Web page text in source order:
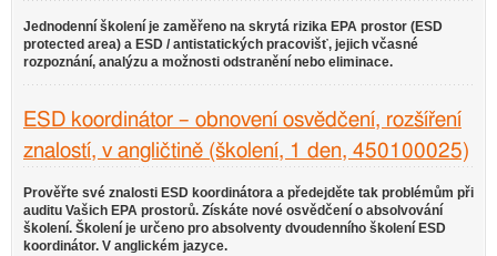
Jednodenní školení je zaměřeno na skrytá rizika EPA prostor (ESD
protected area) a ESD / antistatických pracovišť, jejich včasné
rozpoznání, analýzu a možnosti odstranění nebo eliminace.
ESD koordinátor – obnovení osvědčení, rozšíření
znalostí, v angličtině (školení, 1 den, 450100025)
Prověřte své znalosti ESD koordinátora a předejděte tak problémům při
auditu Vašich EPA prostorů. Získáte nové osvědčení o absolvování
školení. Školení je určeno pro absolventy dvoudenního školení ESD
koordinátor. V anglickém jazyce.